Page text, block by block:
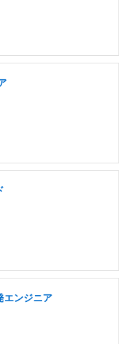
エンジニア